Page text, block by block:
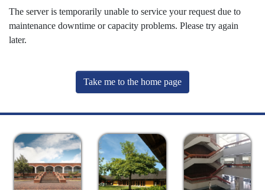
The server is temporarily unable to service your request due to
maintenance downtime or capacity problems. Please try again
later.
Take me to the home page